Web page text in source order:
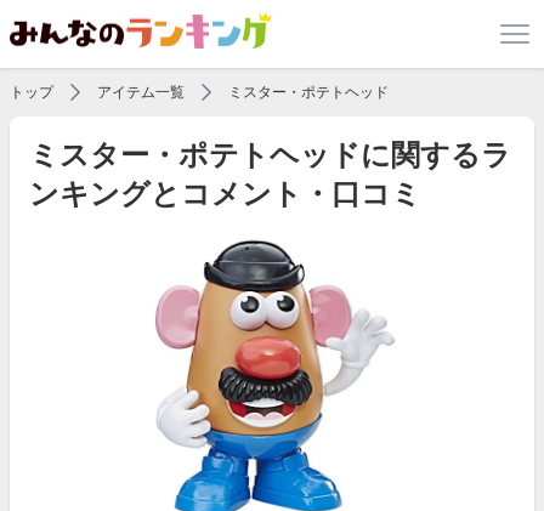
トップ アイテム一覧 ミスター・ポテトヘッド
ミスター・ポテトヘッドに関するラ
ンキングとコメント・口コミ